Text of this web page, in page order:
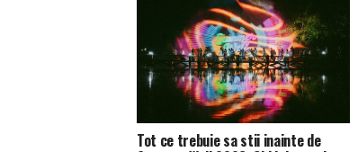
Tot ce trebuie sa stii inainte de